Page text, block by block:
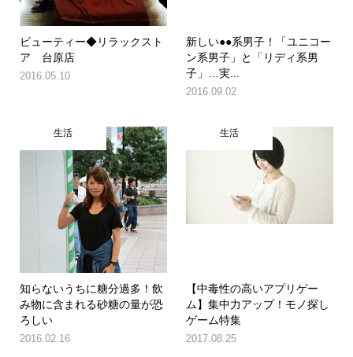
ビューティー◆リラックスト
ア 台原店
2016.05.10
新しい●●系男子！「ユニコー
ン系男子」と「リディ系男
子」…実...
2016.09.02
生活
知らないうちに糖分過多！飲
み物に含まれる砂糖の量が恐
ろしい
2016.02.16
生活
【中毒性の高いアプリゲー
ム】集中力アップ！モノ探し
ゲーム特集
2017.08.25